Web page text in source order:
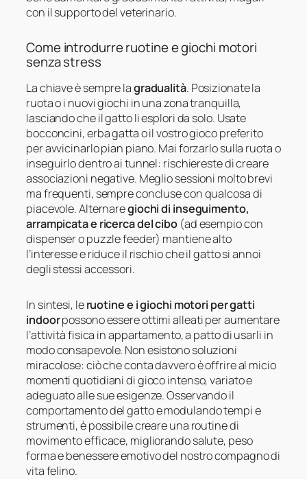
con il supporto del veterinario.
Come introdurre ruotine e giochi motori
senza stress
La chiave è sempre lagradualità. Posizionate la
ruota o i nuovi giochi in una zona tranquilla,
lasciando che il gatto li esplori da solo. Usate
bocconcini, erba gatta o il vostro gioco preferito
per avvicinarlo pian piano. Mai forzarlo sulla ruota o
inseguirlo dentro ai tunnel: rischiereste di creare
associazioni negative. Meglio sessioni molto brevi
ma frequenti, sempre concluse con qualcosa di
piacevole. Alternaregiochi di inseguimento,
arrampicata e ricerca del cibo (ad esempio con
dispenser o puzzle feeder) mantiene alto
l’interesse e riduce il rischio che il gatto si annoi
degli stessi accessori.
In sintesi, leruotine e i giochi motori per gatti
indoorpossono essere ottimi alleati per aumentare
l’attività fisica in appartamento, a patto di usarli in
modo consapevole. Non esistono soluzioni
miracolose: ciò che conta davvero è offrire al micio
momenti quotidiani di gioco intenso, variato e
adeguato alle sue esigenze. Osservando il
comportamento del gatto e modulando tempi e
strumenti, è possibile creare una routine di
movimento efficace, migliorando salute, peso
forma e benessere emotivo del nostro compagno di
vita felino.